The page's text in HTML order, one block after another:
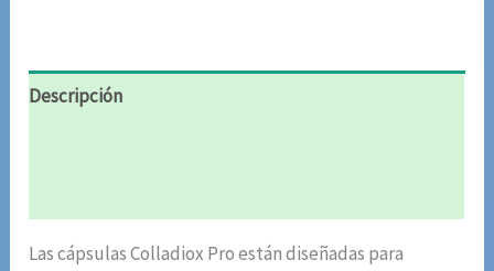
Descripción
Las cápsulas Colladiox Pro están diseñadas para